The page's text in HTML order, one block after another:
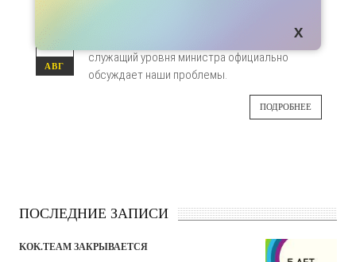
07
АВГ
служащий уровня министра официально
обсуждает наши проблемы.
ПОДРОБНЕЕ
ПОСЛЕДНИЕ ЗАПИСИ
KOK.TEAM ЗАКРЫВАЕТСЯ